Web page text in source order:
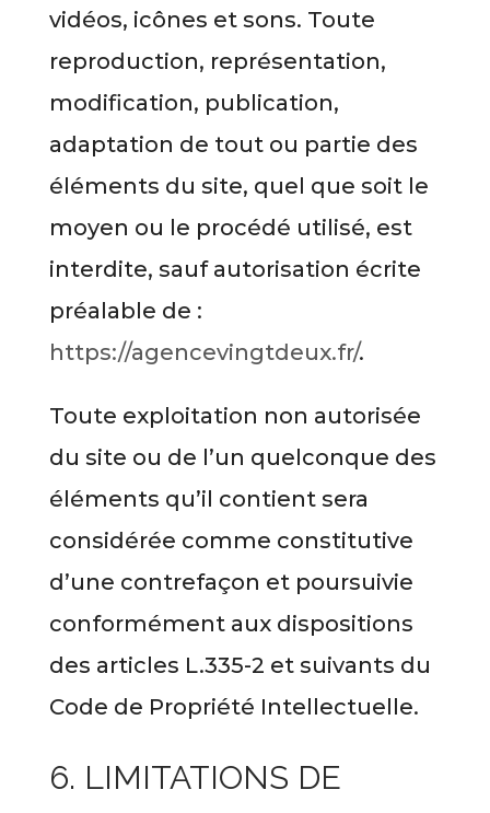
vidéos, icônes et sons. Toute
reproduction, représentation,
modification, publication,
adaptation de tout ou partie des
éléments du site, quel que soit le
moyen ou le procédé utilisé, est
interdite, sauf autorisation écrite
préalable de :
https://agencevingtdeux.fr/.
Toute exploitation non autorisée
du site ou de l’un quelconque des
éléments qu’il contient sera
considérée comme constitutive
d’une contrefaçon et poursuivie
conformément aux dispositions
des articles L.335-2 et suivants du
Code de Propriété Intellectuelle.
6. LIMITATIONS DE